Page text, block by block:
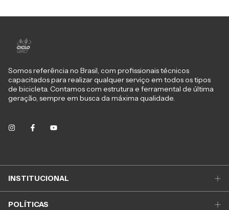
Somos referência no Brasil, com profissionais técnicos
capacitados para realizar qualquer serviço em todos os tipos
de bicicleta. Contamos com estrutura e ferramental de última
geração, sempre em busca da máxima qualidade.
INSTITUCIONAL
POLÍTICAS